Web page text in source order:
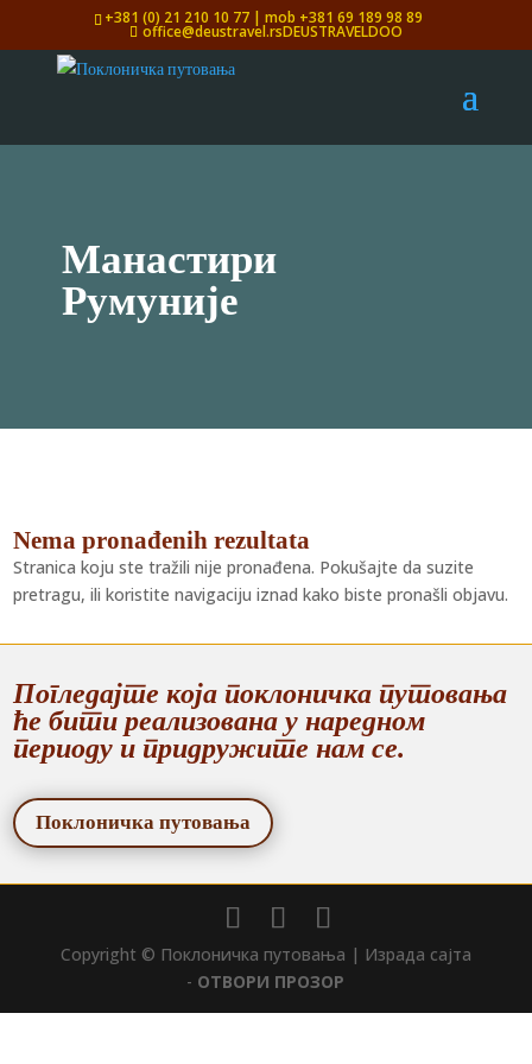
+381 (0) 21 210 10 77 | mob +381 69 189 98 89
office@deustravel.rsDEUSTRAVELDOO
Манастири
Румуније
Nema pronađenih rezultata
Stranica koju ste tražili nije pronađena. Pokušajte da suzite
pretragu, ili koristite navigaciju iznad kako biste pronašli objavu.
Погледајте која поклоничка путовања
ће бити реализована у наредном
периоду и придружите нам се.
Поклоничка путовања
Copyright © Поклоничка путовања | Израда сајта
- OТВОРИ ПРОЗОР